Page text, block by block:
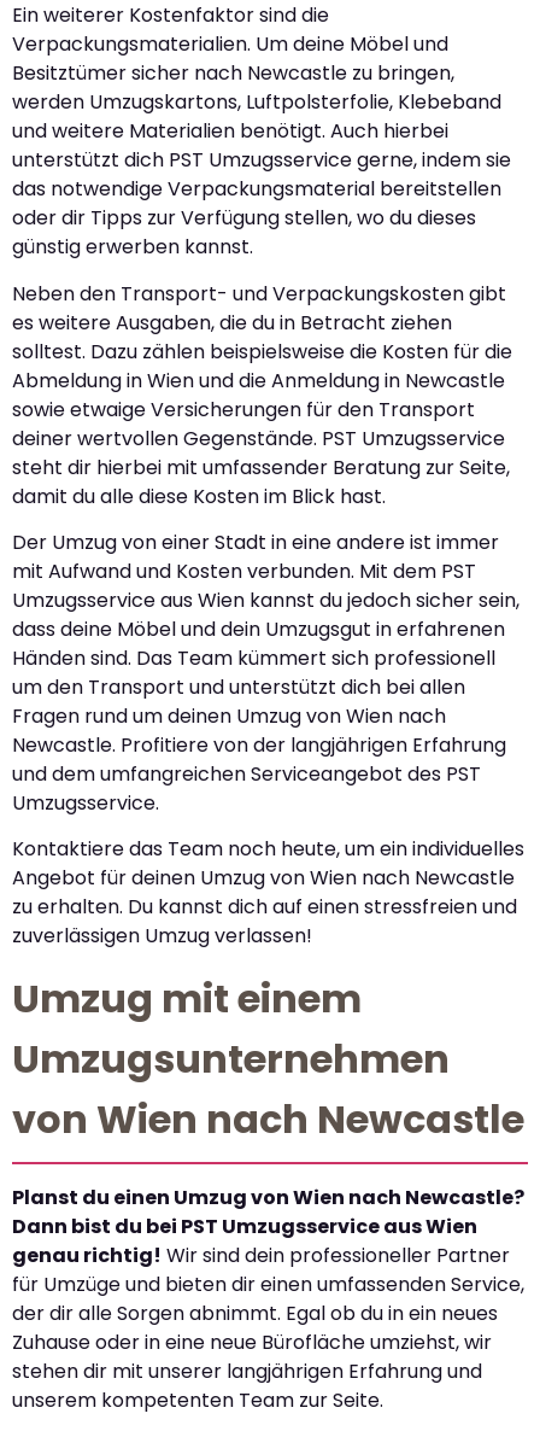
Ein weiterer Kostenfaktor sind die
Verpackungsmaterialien. Um deine Möbel und
Besitztümer sicher nach Newcastle zu bringen,
werden Umzugskartons, Luftpolsterfolie, Klebeband
und weitere Materialien benötigt. Auch hierbei
unterstützt dich PST Umzugsservice gerne, indem sie
das notwendige Verpackungsmaterial bereitstellen
oder dir Tipps zur Verfügung stellen, wo du dieses
günstig erwerben kannst.
Neben den Transport- und Verpackungskosten gibt
es weitere Ausgaben, die du in Betracht ziehen
solltest. Dazu zählen beispielsweise die Kosten für die
Abmeldung in Wien und die Anmeldung in Newcastle
sowie etwaige Versicherungen für den Transport
deiner wertvollen Gegenstände. PST Umzugsservice
steht dir hierbei mit umfassender Beratung zur Seite,
damit du alle diese Kosten im Blick hast.
Der Umzug von einer Stadt in eine andere ist immer
mit Aufwand und Kosten verbunden. Mit dem PST
Umzugsservice aus Wien kannst du jedoch sicher sein,
dass deine Möbel und dein Umzugsgut in erfahrenen
Händen sind. Das Team kümmert sich professionell
um den Transport und unterstützt dich bei allen
Fragen rund um deinen Umzug von Wien nach
Newcastle. Profitiere von der langjährigen Erfahrung
und dem umfangreichen Serviceangebot des PST
Umzugsservice.
Kontaktiere das Team noch heute, um ein individuelles
Angebot für deinen Umzug von Wien nach Newcastle
zu erhalten. Du kannst dich auf einen stressfreien und
zuverlässigen Umzug verlassen!
Umzug mit einem
Umzugsunternehmen
von Wien nach Newcastle
Planst du einen Umzug von Wien nach Newcastle?
Dann bist du bei PST Umzugsservice aus Wien
genau richtig! Wir sind dein professioneller Partner
für Umzüge und bieten dir einen umfassenden Service,
der dir alle Sorgen abnimmt. Egal ob du in ein neues
Zuhause oder in eine neue Bürofläche umziehst, wir
stehen dir mit unserer langjährigen Erfahrung und
unserem kompetenten Team zur Seite.